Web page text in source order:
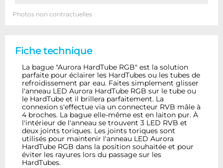
Photos non contractuelles
Fiche technique
La bague "Aurora HardTube RGB" est la solution
parfaite pour éclairer les HardTubes ou les tubes de
refroidissement par eau. Faites simplement glisser
l'anneau LED Aurora HardTube RGB sur le tube ou
le HardTube et il brillera parfaitement. La
connexion s'effectue via un connecteur RVB mâle à
4 broches. La bague elle-même est en laiton pur. À
l'intérieur de l'anneau se trouvent 3 LED RVB et
deux joints toriques. Les joints toriques sont
utilisés pour maintenir l'anneau LED Aurora
HardTube RGB dans la position souhaitée et pour
éviter les rayures lors du passage sur les
HardTubes.